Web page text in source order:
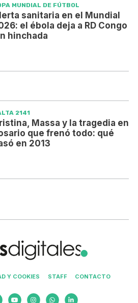
MUNDIAL DE FÚTBOL
sanitaria en el Mundial
el ébola deja a RD Congo
hinchada
2141
Massa y la tragedia en
que frenó todo: qué
en 2013
Y COOKIES STAFF CONTACTO